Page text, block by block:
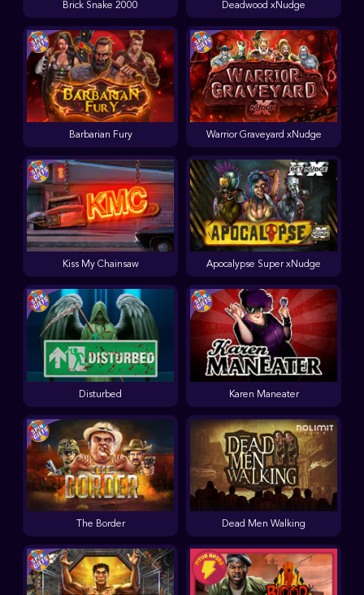
Dead Men Walking
Apocalypse Super xNudge
Kiss My Chainsaw
Brick Snake 2000
Warrior Graveyard xNudge
Barbarian Fury
Deadwood xNudge
Disturbed Karen Maneater
The Border